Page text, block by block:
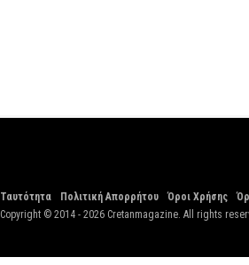
Ταυτότητα Πολιτική Απορρήτου Όροι Χρήσης
Copyright © 2014 - 2026 Cretanmagazine. All rights